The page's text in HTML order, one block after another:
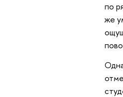
по
же